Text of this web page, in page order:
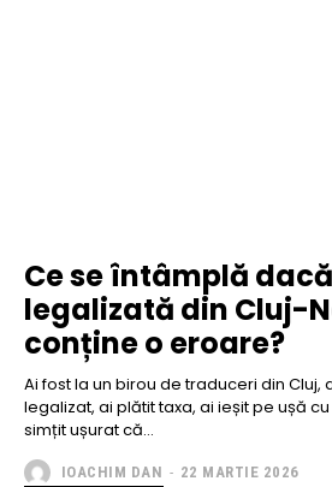
Ce se întâmplă
legalizată din Cluj-
conține o eroare?
Ai fost la un birou de traduceri din Cluj,
legalizat, ai plătit taxa, ai ieșit pe ușă
simțit ușurat că...
IOACHIM DAN - 22 MARTIE 2026